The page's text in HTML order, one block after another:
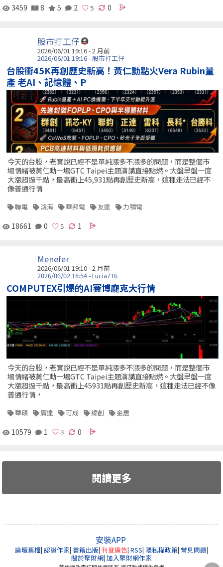
3459 8 5 2 0
股市打工仔
2026/06/01 19:16 - 2 月前
2026/06/01 19:16 - 股市打工仔
台股衝45K再創歷史新高！黃仁勳點火Vera Rubin量
產 老AI、記憶體、P
今天的台股，老實說已經不是單純漲多不漲多的問題，而是整個市
場情緒被黃仁勳一場GTC Taipei主題演講直接點燃。大盤早盤一度
大漲超過千點，最高衝上45,931點再創歷史新高，這種走法已經不
像普通行情
聯電 鴻海 華邦電 友達 力積電
18661 0 1
Menefer
2026/06/01 19:10 - 2 月前
2026/06/02 18:54 - Lucia716
COMPUTEX引爆的AI賽博龐克大行情
今天的台股，老實說已經不是單純漲多不漲多的問題，而是整個市
場情緒被黃仁勳一場GTC Taipei主題演講直接點燃。大盤早盤一度
大漲超過千點，最高衝上45931點再創歷史新高，這種走法已經不像
普通行情，
華碩 廣達 可成 緯創 金居
10579 1 0
閱讀更多
安裝APP
論壇舊檔| 認證作家| 書籍出版| 刊登廣告| RSS| 隱私權政策| 常見問題|
關於聚財網| 加入聚財網作家